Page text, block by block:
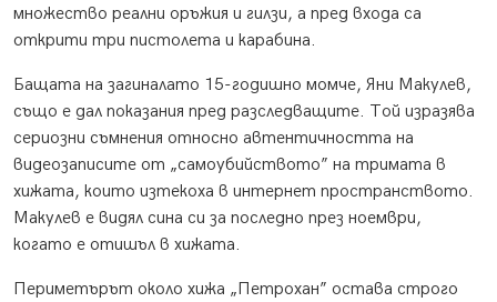
множество реални оръжия и гилзи, а пред входа са
открити три пистолета и карабина.
Бащата на загиналато 15-годишно момче, Яни Макулев,
също е дал показания пред разследващите. Той изразява
сериозни съмнения относно автентичността на
видеозаписите от „самоубийството” на тримата в
хижата, които изтекоха в интернет пространството.
Макулев е видял сина си за последно през ноември,
когато е отишъл в хижата.
Периметърът около хижа „Петрохан” остава строго